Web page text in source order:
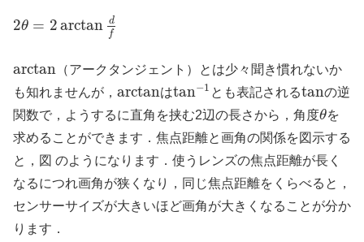
2θ = 2arctan d
f
2 θ arctan
arctan
arctan
（アークタンジェント）とは少々聞き慣れないか
も知れませんが， arctan
arctanはtan−1
tan 1
とも表記されるtan
tanの逆
関数で，ようするに直角を挟む2辺の長さから，角度θ
θを
求めることができます．焦点距離と画角の関係を図示する
と，図 のようになります．使うレンズの焦点距離が長く
なるにつれ画角が狭くなり，同じ焦点距離をくらべると，
センサーサイズが大きいほど画角が大きくなることが分か
ります．